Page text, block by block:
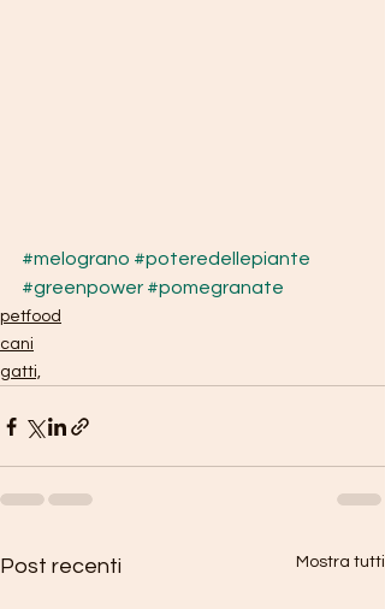
#melograno #poteredellepiante
#greenpower #pomegranate
petfood
cani
gatti,
Post recenti Mostra tutti